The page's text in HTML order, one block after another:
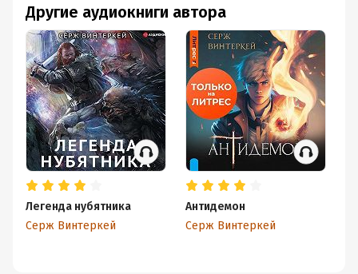
Другие аудиокниги автора
Легенда нубятника
Серж Винтеркей
Антидемон
Серж Винтеркей